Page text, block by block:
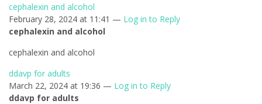
cephalexin and alcohol
February 28, 2024 at 11:41 — Log in to Reply
cephalexin and alcohol
cephalexin and alcohol
ddavp for adults
March 22, 2024 at 19:36 — Log in to Reply
ddavp for adults